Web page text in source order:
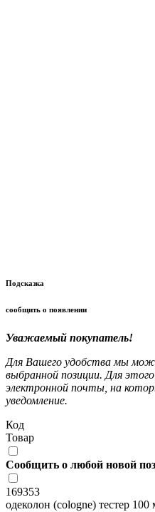
Подсказка
сообщить о появлении
Уважаемый покупатель!
Для Вашего удобства мы
выбранной позиции. Для
электронной почты, на
уведомление.
Код
Товар
Сообщить о любой новой
169353
одеколон (cologne) тестер 100